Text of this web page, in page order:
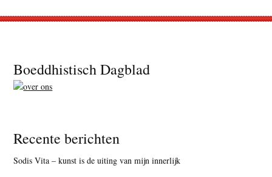
Footer
Boeddhistisch Dagblad
Recente berichten
Sodis Vita – kunst is de uiting van mijn innerlijk